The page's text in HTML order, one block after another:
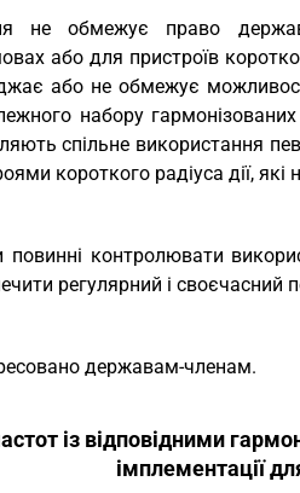
не обмежує право
або для пристроїв
або не обмежує
набору
спільне використання
короткого радіуса дії, які
контролювати
регулярний і своєчасний
державам-членам.
із відповідними
імплементації